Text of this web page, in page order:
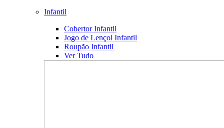
Infantil
Cobertor Infantil
Jogo de Lençol Infantil
Roupão Infantil
Ver Tudo